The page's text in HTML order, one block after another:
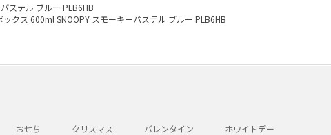
ステル ブルー PLB6HB
クス 600ml SNOOPY スモーキーパステル ブルー PLB6HB
おせち クリスマス バレンタイン ホワイトデー